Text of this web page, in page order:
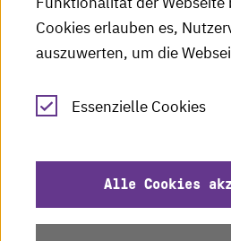
RSS-Feed
Leichte Sprache
Datenschutz
Cookies erlauben es,
auszuwerten, um die
Essenzielle Cookies
Alle Cookies